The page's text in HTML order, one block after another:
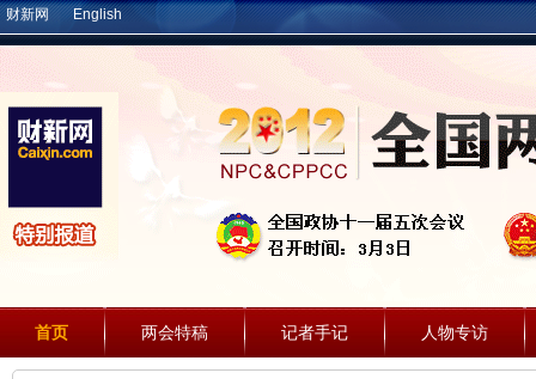
财新网 English
首页 两会特稿 记者手记 人物专访